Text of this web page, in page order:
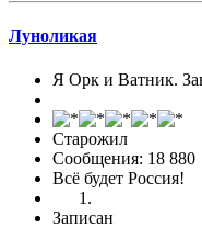
Луноликая
Я Орк и Ватник.
Старожил
Сообщения: 18 880
Всё будет Россия!
Записан